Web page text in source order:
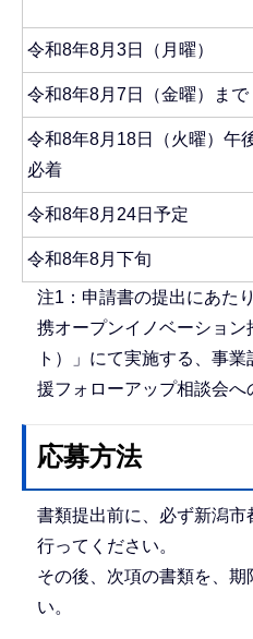
令和8年8月3日（月曜）
令和8年8月7日（金曜）まで
令和8年8月18日（火曜）午
必着
令和8年8月24日予定
令和8年8月下旬
注1：申請書の提出にあた
携オープンイノベーショ
ト）」にて実施する、事
援フォローアップ相談会へ
応募方法
書類提出前に、必ず新潟
行ってください。
その後、次項の書類を、期
い。